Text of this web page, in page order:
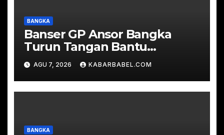
BANGKA
Banser GP Ansor Bangka
Turun Tangan Bantu
Padamkan Karhutla di Hutan
Desa Mapur
AGU 7, 2026 KABARBABEL.COM
BANGKA